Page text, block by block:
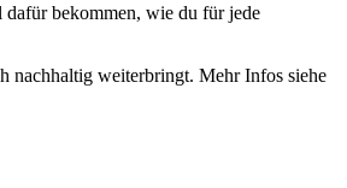
dafür bekommen, wie du für jede
nachhaltig weiterbringt. Mehr Infos siehe